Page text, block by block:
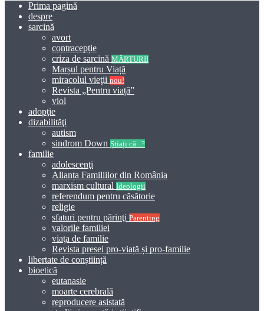
Prima pagină
despre
sarcină
avort
contracepție
criza de sarcină MĂRTURII
Marșul pentru Viață
miracolul vieţii nou!
Revista „Pentru viață”
viol
adopţie
dizabilităţi
autism
sindrom Down Știați că...?
familie
adolescenţi
Alianța Familiilor din România
marxism cultural Ideologii
referendum pentru căsătorie
religie
sfaturi pentru părinţi Parenting
valorile familiei
viaţa de familie
Revista presei pro-viață și pro-familie
libertate de conștiință
bioetică
eutanasie
moarte cerebrală
reproducere asistată